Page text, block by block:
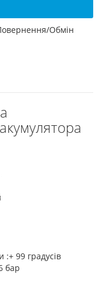
Обмін
99 градусів
бар